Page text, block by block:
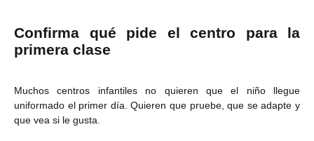
Confirma qué pide el centro para la
primera clase
Muchos centros infantiles no quieren que el niño llegue
uniformado el primer día. Quieren que pruebe, que se adapte y
que vea si le gusta.